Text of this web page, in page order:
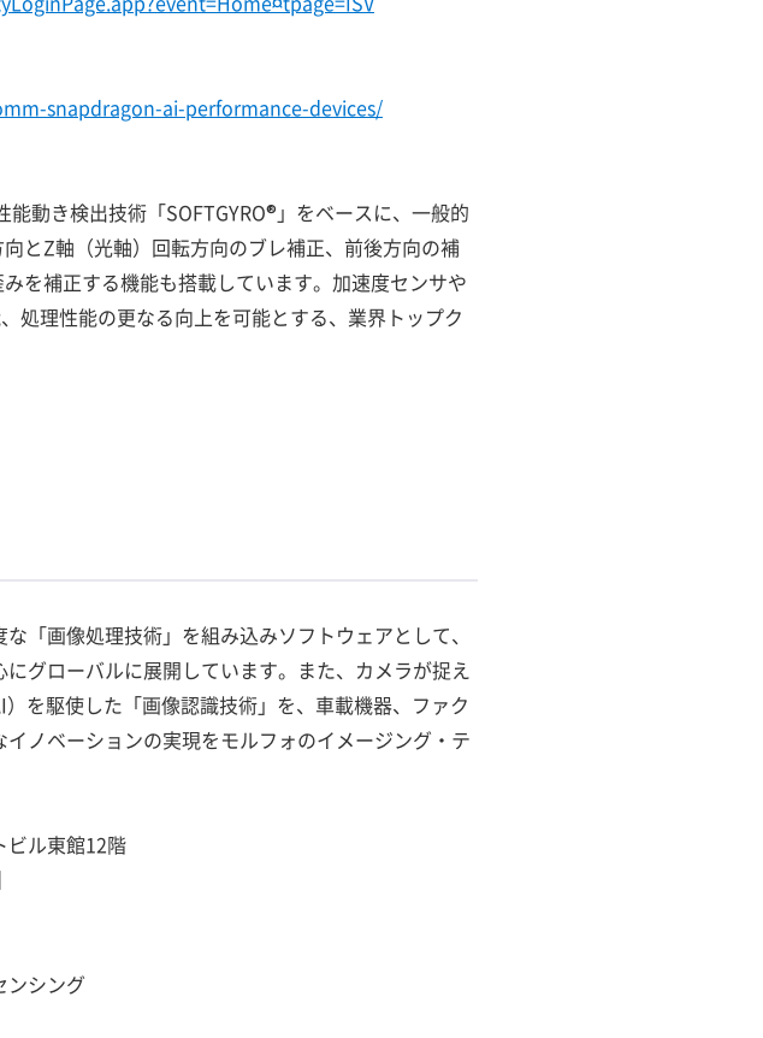
snapdragon-ai-performance-devices/
動き検出技術「SOFTGYRO®」をベースに、一般的
とZ軸（光軸）回転方向のブレ補正、前後方向の補
を補正する機能も搭載しています。加速度センサや
処理性能の更なる向上を可能とする、業界トップク
「画像処理技術」を組み込みソフトウェアとして、
グローバルに展開しています。また、カメラが捉え
を駆使した「画像認識技術」を、車載機器、ファク
ノベーションの実現をモルフォのイメージング・テ
ル東館12階
ンシング